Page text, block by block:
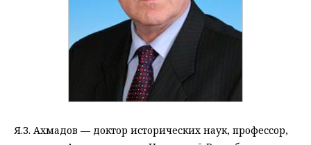
Я.З. Ахмадов — доктор исторических наук, профессор,